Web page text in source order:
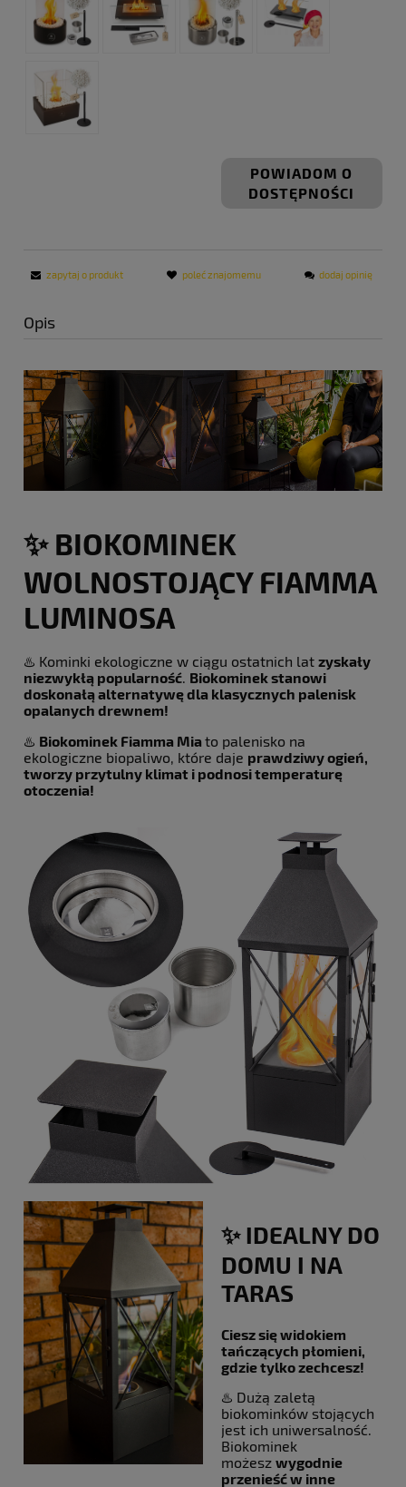
POWIADOM O
DOSTĘPNOŚCI
zapytaj o produkt poleć znajomemu dodaj opinię
Opis
✨ BIOKOMINEK
WOLNOSTOJĄCY FIAMMA
LUMINOSA
♨️ Kominki ekologiczne w ciągu ostatnich lat zyskały
niezwykłą popularność. Biokominek stanowi
doskonałą alternatywę dla klasycznych palenisk
opalanych drewnem!
♨️ Biokominek Fiamma Mia to palenisko na
ekologiczne biopaliwo, które daje prawdziwy ogień,
tworzy przytulny klimat i podnosi temperaturę
otoczenia!
✨ IDEALNY DO
DOMU I NA
TARAS
Ciesz się widokiem
tańczących płomieni,
gdzie tylko zechcesz!
♨️ Dużą zaletą
biokominków stojących
jest ich uniwersalność.
Biokominek
możesz wygodnie
przenieść w inne